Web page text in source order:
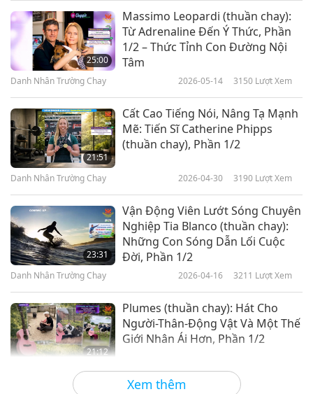
Xem thêm
25:00
Massimo Leopardi (thuần chay):
Từ Adrenaline Đến Ý Thức, Phần
1/2 – Thức Tỉnh Con Đường Nội
Tâm
Danh Nhân Trường Chay 2026-05-14 3150 Lượt Xem
21:51
Cất Cao Tiếng Nói, Nâng Tạ Mạnh
Mẽ: Tiến Sĩ Catherine Phipps
(thuần chay), Phần 1/2
Danh Nhân Trường Chay 2026-04-30 3190 Lượt Xem
23:31
Vận Động Viên Lướt Sóng Chuyên
Nghiệp Tia Blanco (thuần chay):
Những Con Sóng Dẫn Lối Cuộc
Đời, Phần 1/2
Danh Nhân Trường Chay 2026-04-16 3211 Lượt Xem
21:12
Plumes (thuần chay): Hát Cho
Người-Thân-Động Vật Và Một Thế
Giới Nhân Ái Hơn, Phần 1/2
Danh Nhân Trường Chay 2026-04-02 3283